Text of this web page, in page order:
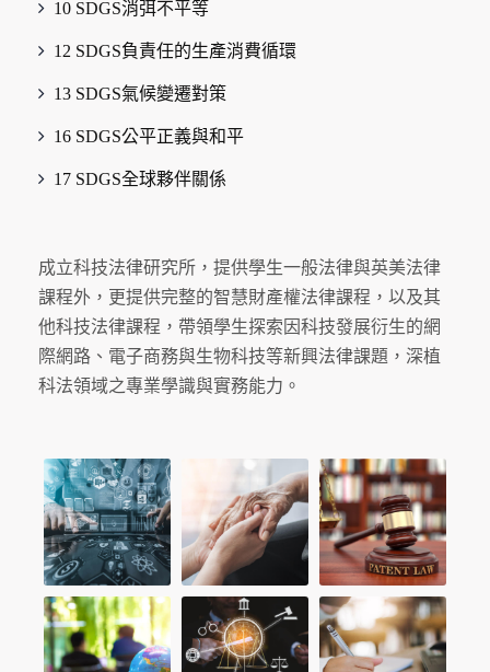
10 SDGS消弭不平等
12 SDGS負責任的生產消費循環
13 SDGS氣候變遷對策
16 SDGS公平正義與和平
17 SDGS全球夥伴關係
成立科技法律研究所，提供學生一般法律與英美法律
課程外，更提供完整的智慧財產權法律課程，以及其
他科技法律課程，帶領學生探索因科技發展衍生的網
際網路、電子商務與生物科技等新興法律課題，深植
科法領域之專業學識與實務能力。